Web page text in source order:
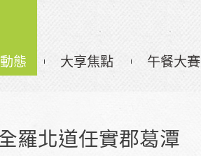
態 大享焦點 午餐大賽
羅北道任實郡葛潭